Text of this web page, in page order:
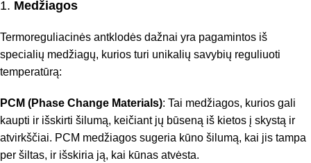
1. Medžiagos
Termoreguliacinės antklodės dažnai yra pagamintos iš
specialių medžiagų, kurios turi unikalių savybių reguliuoti
temperatūrą:
PCM (Phase Change Materials): Tai medžiagos, kurios gali
kaupti ir išskirti šilumą, keičiant jų būseną iš kietos į skystą ir
atvirkščiai. PCM medžiagos sugeria kūno šilumą, kai jis tampa
per šiltas, ir išskiria ją, kai kūnas atvėsta.